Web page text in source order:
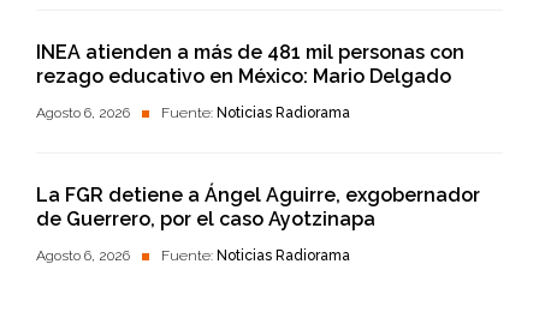
INEA atienden a más de 481 mil personas con
rezago educativo en México: Mario Delgado
Agosto 6, 2026 Fuente: Noticias Radiorama
La FGR detiene a Ángel Aguirre, exgobernador
de Guerrero, por el caso Ayotzinapa
Agosto 6, 2026 Fuente: Noticias Radiorama